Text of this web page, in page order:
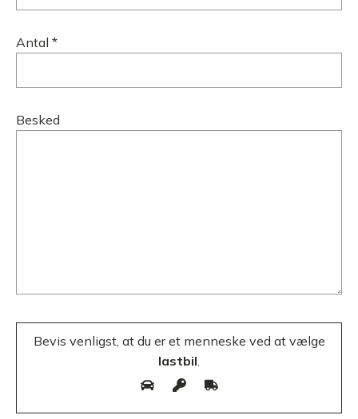
Antal *
Besked
Bevis venligst, at du er et menneske ved at vælge
lastbil.